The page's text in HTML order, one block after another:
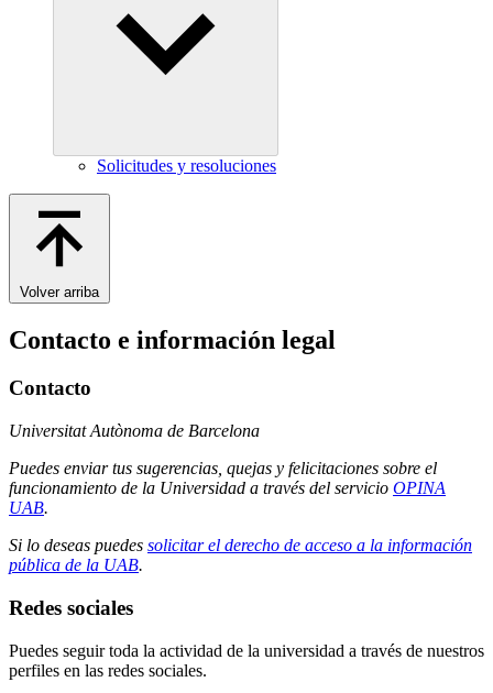
Solicitudes y resoluciones
Volver arriba
Contacto e información legal
Contacto
Universitat Autònoma de Barcelona
Puedes enviar tus sugerencias, quejas y felicitaciones sobre el
funcionamiento de la Universidad a través del servicio OPINA
UAB.
Si lo deseas puedes solicitar el derecho de acceso a la información
pública de la UAB.
Redes sociales
Puedes seguir toda la actividad de la universidad a través de nuestros
perfiles en las redes sociales.